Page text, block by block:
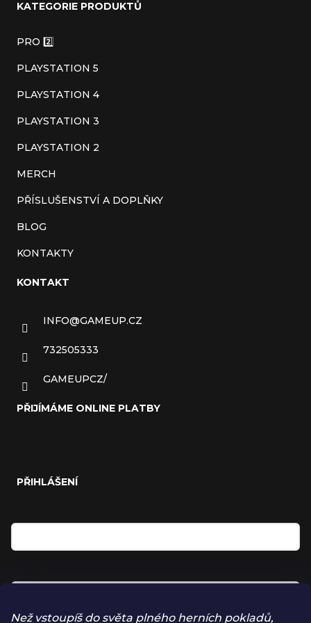
Než vstoupíš do světa plného herních pokladů,
KATEGORIE PRODUKTŮ
PRO 2️⃣
PLAYSTATION 5
PLAYSTATION 4
PLAYSTATION 3
PLAYSTATION 2
MERCH
PŘÍSLUŠENSTVÍ A DOPLŇKY
BLOG
KONTAKTY
KONTAKT
INFO@GAMEUP.CZ
732505333
GAMEUPCZ/
PŘIJÍMÁME ONLINE PLATBY
PŘIHLÁŠENÍ